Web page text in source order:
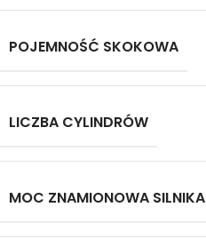
POJEMNOŚĆ SKOKOWA
LICZBA CYLINDRÓW
MOC ZNAMIONOWA SILNIKA